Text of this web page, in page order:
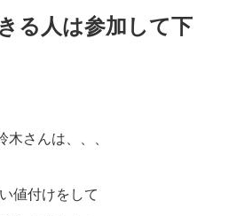
る人は参加して下
さんは、、、
値付けをして